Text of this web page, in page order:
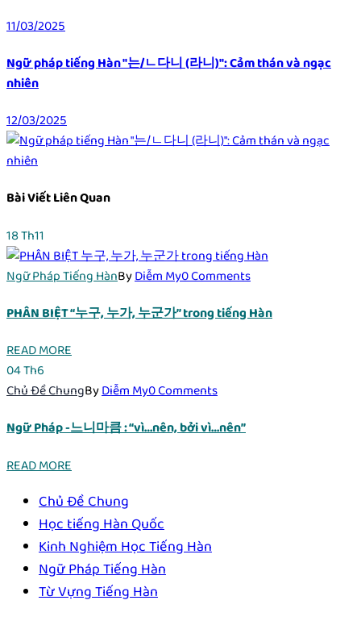
11/03/2025
Ngữ pháp tiếng Hàn "는/ㄴ다니 (라니)": Cảm thán và ngạc
nhiên
12/03/2025
Bài Viết Liên Quan
18Th11
Ngữ Pháp Tiếng HànByDiễm My0 Comments
PHÂN BIỆT “누구, 누가, 누군가” trong tiếng Hàn
READ MORE
04Th6
Chủ Đề ChungByDiễm My0 Comments
Ngữ Pháp -느니마큼 : “vì…nên, bởi vì…nên”
READ MORE
Chủ Đề Chung
Học tiếng Hàn Quốc
Kinh Nghiệm Học Tiếng Hàn
Ngữ Pháp Tiếng Hàn
Từ Vựng Tiếng Hàn